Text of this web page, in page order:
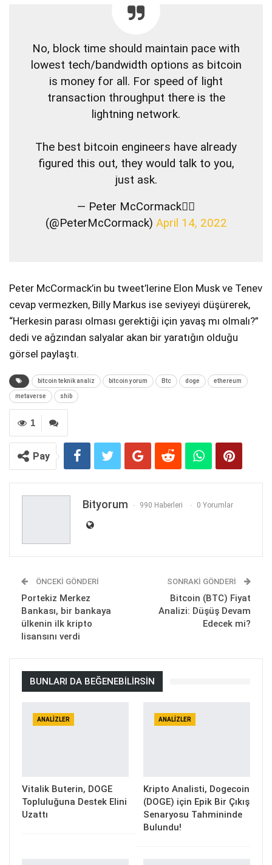
No, block time should maintain pace with
lowest tech/bandwidth options as bitcoin
is money for all. For speed of light
transaction throughput there is the
lightning network.
The best bitcoin engineers have already
figured this out, they would talk to you,
just ask.
— Peter McCormack🏴‍☠️
(@PeterMcCormack) April 14, 2022
Peter McCormack’in bu tweet’lerine Elon Musk ve Tenev
cevap vermezken, Billy Markus ise seviyeyi düşürerek,
“Herkesin parası olması gerektiği için yavaş mı olmalı?”
dedi ve ağzından salyalar akan bir yaratığın olduğu
görsel paylaştı.
bitcoin teknik analiz bitcoin yorum Btc doge ethereum
metaverse shib
1
Pay
Bityorum 990 Haberleri 0 Yorumlar
ÖNCEKI GÖNDERI
Portekiz Merkez
Bankası, bir bankaya
ülkenin ilk kripto
lisansını verdi
SONRAKI GÖNDERI
Bitcoin (BTC) Fiyat
Analizi: Düşüş Devam
Edecek mi?
BUNLARI DA BEĞENEBILIRSIN
ANALIZLER
Vitalik Buterin, DOGE
Topluluğuna Destek Elini
Uzattı
ANALIZLER
Kripto Analisti, Dogecoin
(DOGE) için Epik Bir Çıkış
Senaryosu Tahmininde
Bulundu!